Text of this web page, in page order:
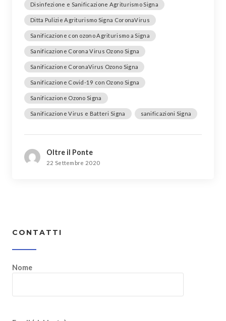
Disinfezione e Sanificazione Agriturismo Signa
Ditta Pulizie Agriturismo Signa CoronaVirus
Sanificazione con ozono Agriturismo a Signa
Sanificazione Corona Virus Ozono Signa
Sanificazione CoronaVirus Ozono Signa
Sanificazione Covid-19 con Ozono Signa
Sanificazione Ozono Signa
Sanificazione Virus e Batteri Signa sanificazioni Signa
Oltre il Ponte
22 Settembre 2020
CONTATTI
Nome